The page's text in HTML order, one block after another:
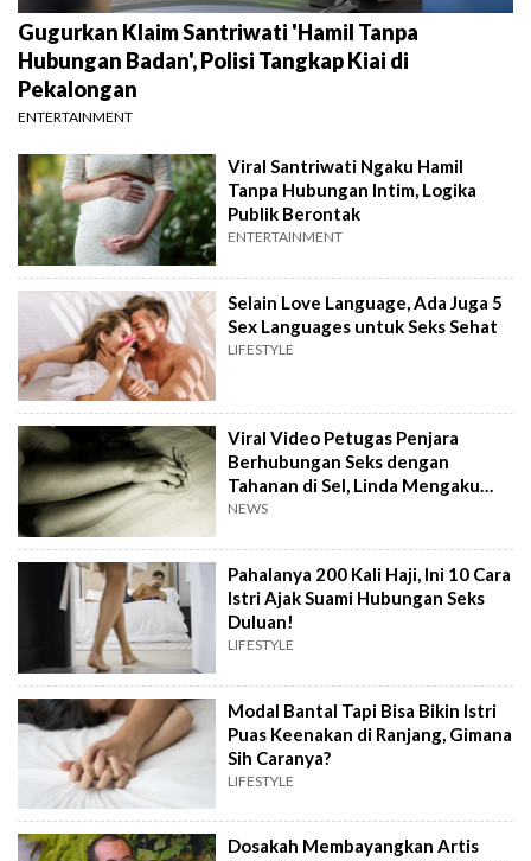
Gugurkan Klaim Santriwati 'Hamil Tanpa
Hubungan Badan', Polisi Tangkap Kiai di
Pekalongan
ENTERTAINMENT
Viral Santriwati Ngaku Hamil
Tanpa Hubungan Intim, Logika
Publik Berontak
ENTERTAINMENT
Selain Love Language, Ada Juga 5
Sex Languages untuk Seks Sehat
LIFESTYLE
Viral Video Petugas Penjara
Berhubungan Seks dengan
Tahanan di Sel, Linda Mengaku
Bersalah
NEWS
Pahalanya 200 Kali Haji, Ini 10 Cara
Istri Ajak Suami Hubungan Seks
Duluan!
LIFESTYLE
Modal Bantal Tapi Bisa Bikin Istri
Puas Keenakan di Ranjang, Gimana
Sih Caranya?
LIFESTYLE
Dosakah Membayangkan Artis